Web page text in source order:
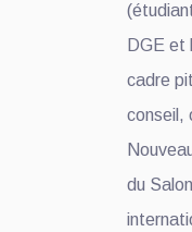
DGE et
cadre
conseil,
du